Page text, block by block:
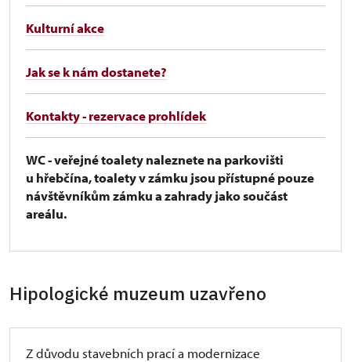
Kulturní akce
Jak se k nám dostanete?
Kontakty - rezervace prohlídek
WC - veřejné toalety naleznete na parkovišti
u hřebčína, toalety v zámku jsou přístupné pouze
návštěvníkům zámku a zahrady jako součást
areálu.
Hipologické muzeum uzavřeno
Z důvodu stavebních prací a modernizace